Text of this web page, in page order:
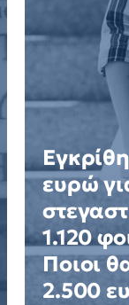
ευρώ
1.120
Ποιοι
2.500